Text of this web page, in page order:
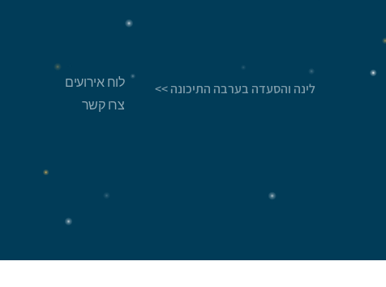
לינה והסעדה בערבה התיכונה >>
לוח אירועים
צרו קשר